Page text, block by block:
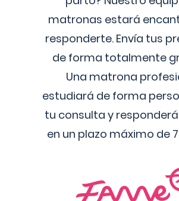
matronas estará
responderte. Envía tus
de forma totalmente
Una matrona
estudiará de forma
tu consulta y
en un plazo máximo de